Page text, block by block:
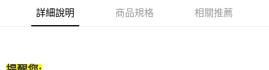
易，需依本服務之必要範圍內提供個人資料，並將交易相關給付款項請求債
權轉讓予恩沛科技股份有限公司。
２．關於個人資料處理事宜，請瀏覽以下網址：
付款後7-11取貨
詳細說明 商品規格 相關推薦